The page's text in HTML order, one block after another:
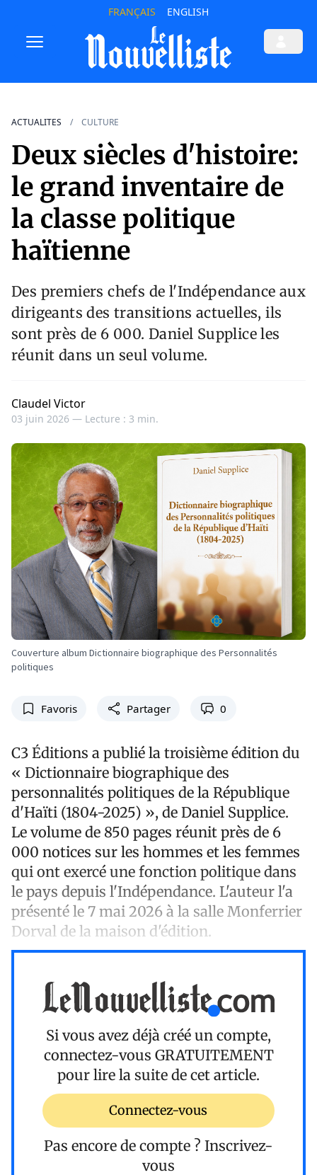
FRANÇAIS ENGLISH
ACTUALITES CULTURE
Deux siècles d'histoire:
le grand inventaire de
la classe politique
haïtienne
Des premiers chefs de l'Indépendance aux
dirigeants des transitions actuelles, ils
sont près de 6 000. Daniel Supplice les
réunit dans un seul volume.
Claudel Victor
03 juin 2026 — Lecture : 3 min.
Couverture album Dictionnaire biographique des Personnalités
politiques
Favoris Partager 0
C3 Éditions a publié la troisième édition du
« Dictionnaire biographique des
personnalités politiques de la République
d'Haïti (1804-2025) », de Daniel Supplice.
Le volume de 850 pages réunit près de 6
000 notices sur les hommes et les femmes
qui ont exercé une fonction politique dans
le pays depuis l'Indépendance. L'auteur l'a
présenté le 7 mai 2026 à la salle Monferrier
Dorval de la maison d'édition.
Si vous avez déjà créé un compte,
connectez-vous GRATUITEMENT
pour lire la suite de cet article.
Connectez-vous
Pas encore de compte ? Inscrivez-
vous